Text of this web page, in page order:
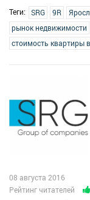
Теги: SRG 9R
рынок недвижимости
стоимость квартиры
Рейтинг читателей
08 августа 2016